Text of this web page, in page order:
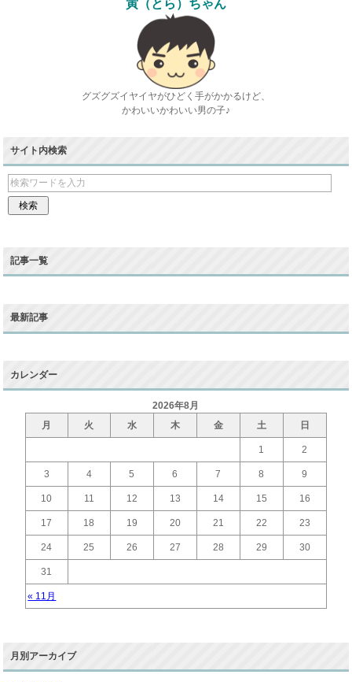
寅（とら）ちゃん
グズグズイヤイヤがひどく手がかかるけど、
かわいいかわいい男の子♪
サイト内検索
記事一覧
最新記事
カレンダー
2026年8月
月
火 水 木 金 土 日
« 11月
1 2
3 4 5 6 7 8 9
10 11 12 13 14 15 16
17 18 19 20 21 22 23
24 25 26 27 28 29 30
31
月別アーカイブ